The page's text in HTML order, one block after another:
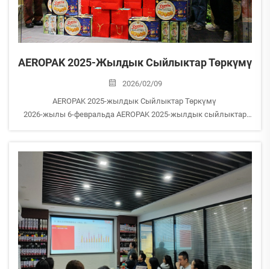
AEROPAK 2025-Жылдык Сыйлыктар Төркүмү
2026/02/09
AEROPAK 2025-жылдык Сыйлыктар Төркүмү
2026-жылы 6-февральда AEROPAK 2025-жылдык сыйлыктар
болгонун ишенип, тиешелүү өнүгүүнү түрткүлөө үчүн биз...